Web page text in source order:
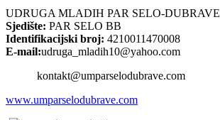
UDRUGA MLADIH PAR SELO-DUBRAVE
Sjedište: PAR SELO BB
Identifikacijski broj: 4210011470008
E-mail:udruga_mladih10@yahoo.com
kontakt@umparselodubrave.com
www.umparselodubrave.com